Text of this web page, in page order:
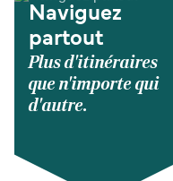
Naviguez
partout
Plus d'itinéraires
que n'importe qui
d'autre.